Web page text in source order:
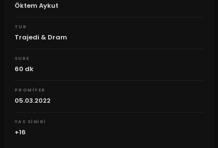
Öktem Aykut
TUR
Trajedi & Dram
SURE
60 dk
PROMIYER
05.03.2022
YAS SINIRI
+16